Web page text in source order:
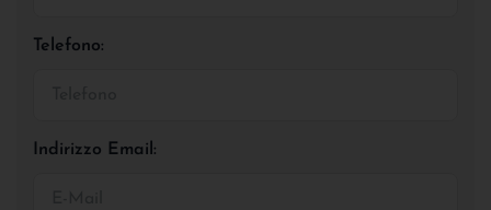
Telefono:
Indirizzo Email: